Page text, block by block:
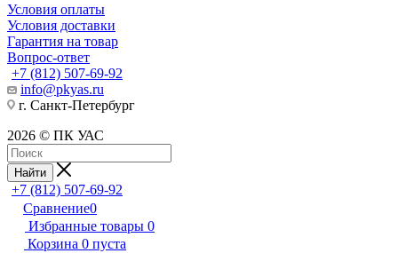
Условия оплаты
Условия доставки
Гарантия на товар
Вопрос-ответ
+7 (812) 507-69-92
info@pkyas.ru
г. Санкт-Петербург
2026 © ПК УАС
Найти
+7 (812) 507-69-92
Сравнение0
Избранные товары 0
Корзина 0 пуста